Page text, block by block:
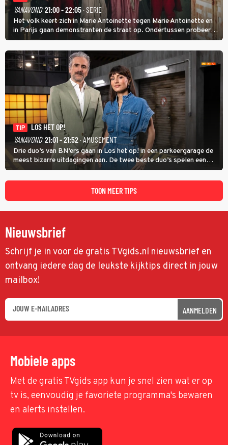
VANAVOND 21:00 - 22:05· SERIE
Het volk keert zich in Marie Antoinette tegen Marie Antoinette en
in Parijs gaan demonstranten de straat op. Ondertussen probeert
Marie Antoinette landgoed Saint-Cloud te kopen. Ze wil daar haar
kinderen veilig laten opgroeien.
TIP
LOS HET OP!
VANAVOND 21:01 - 21:52· AMUSEMENT
Drie duo’s van BN’ers gaan in Los het op! in een parkeergarage de
meest bizarre uitdagingen aan. De twee beste duo’s spelen een
onderlinge finale. Met in deze aflevering onder anderen cabaretiers
Nabil Aoulad Ayad en Annick Boer.
TOON MEER TIPS
Nieuwsbrief
Schrijf je in voor de gratis TVgids.nl nieuwsbrief en
ontvang iedere dag de leukste kijktips direct in jouw
mailbox!
AANMELDEN
Mobiele apps
Met de gratis TVgids app kun je snel zien wat er op
tv is, eenvoudig je favoriete programma's bewaren
en alerts instellen.